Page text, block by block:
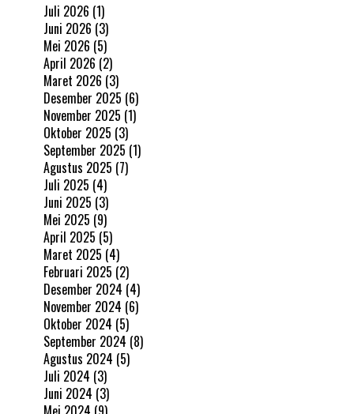
Juli 2026 (1)
Juni 2026 (3)
Mei 2026 (5)
April 2026 (2)
Maret 2026 (3)
Desember 2025 (6)
November 2025 (1)
Oktober 2025 (3)
September 2025 (1)
Agustus 2025 (7)
Juli 2025 (4)
Juni 2025 (3)
Mei 2025 (9)
April 2025 (5)
Maret 2025 (4)
Februari 2025 (2)
Desember 2024 (4)
November 2024 (6)
Oktober 2024 (5)
September 2024 (8)
Agustus 2024 (5)
Juli 2024 (3)
Juni 2024 (3)